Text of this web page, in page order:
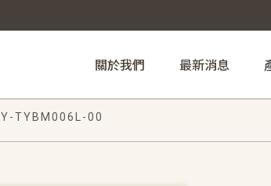
關於我們 最新消息
Y-TYBM006L-00